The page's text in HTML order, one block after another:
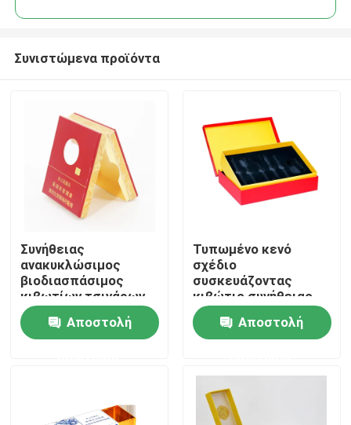
Σπίτι
βίντεο
Συνιστώμενα προϊόντα
Συνήθειας
ανακυκλώσιμος
βιοδιασπάσιμος
κιβωτίων τσιγάρων
χαρτονιού
εκτύπωσης κενός
Αποστολή
Τυπωμένο κενό
σχέδιο
συσκευάζοντας
κιβώτιο συνήθειας,
περίπτωση
κιβωτίων τσιγάρων
χαρτονιού
Αποστολή